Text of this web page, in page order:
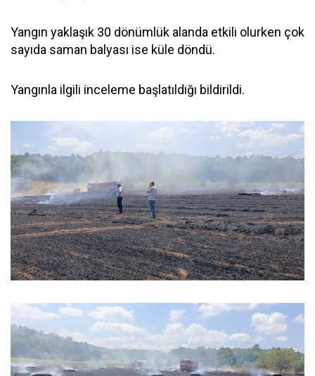
Yangın yaklaşık 30 dönümlük alanda etkili olurken çok
sayıda saman balyası ise küle döndü.
Yangınla ilgili inceleme başlatıldığı bildirildi.